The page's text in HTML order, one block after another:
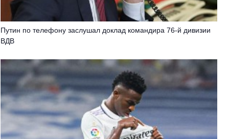
Путин по телефону заслушал доклад командира 76-й дивизии
ВДВ